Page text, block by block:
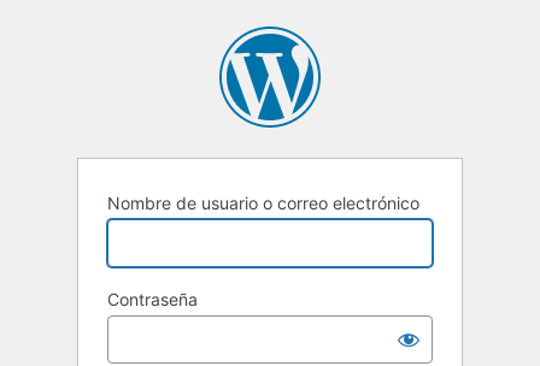
Nombre de usuario o correo electrónico
Contraseña